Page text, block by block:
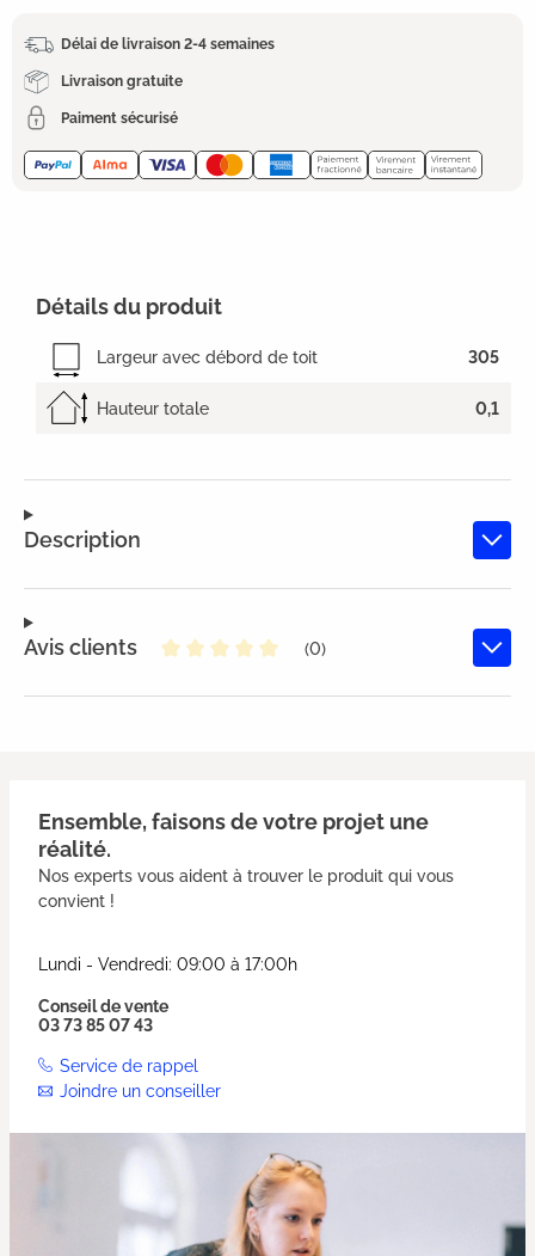
Délai de livraison 2-4 semaines
Livraison gratuite
Paiment sécurisé
Description
Avis clients
(0)
Détails du produit
Largeur avec débord de toit 305
Hauteur totale 0,1
Ensemble, faisons de votre projet une
réalité.
Nos experts vous aident à trouver le produit qui vous
convient !
Lundi - Vendredi: 09:00 à 17:00h
Conseil de vente
03 73 85 07 43
Service de rappel
Joindre un conseiller